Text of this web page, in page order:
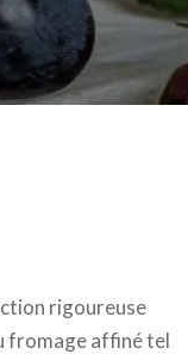
rigoureuse
fromage affiné tel